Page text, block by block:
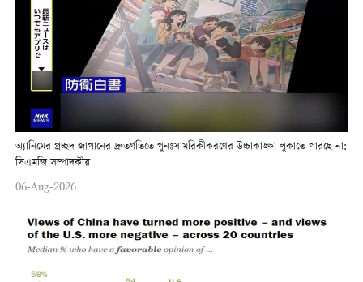
অ্যানিমের প্রচ্ছদ জাপানের দ্রুতগতিতে পুনঃসামরিকীকরণের উচ্চাকাঙ্ক্ষা লুকাতে পারছে না:
সিএমজি সম্পাদকীয়
06-Aug-2026